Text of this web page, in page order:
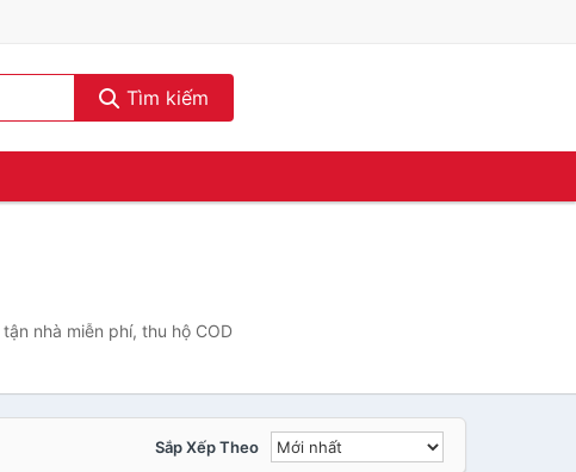
Tìm kiếm
nhà miễn phí, thu hộ COD
Sắp Xếp Theo